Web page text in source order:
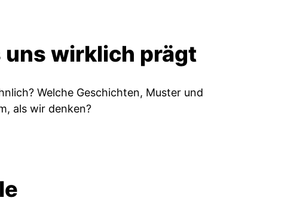
uns wirklich prägt
Welche Geschichten, Muster und
als wir denken?